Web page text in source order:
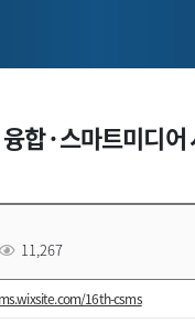
합·스마트미디어
11,267
16th-csms